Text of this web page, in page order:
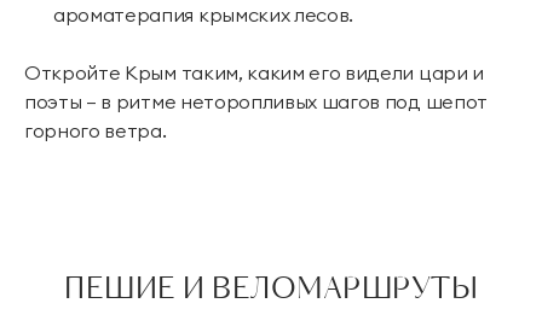
ароматерапия крымских лесов.
Откройте Крым таким, каким его видели цари и
поэты — в ритме неторопливых шагов под шепот
горного ветра.
ПЕШИЕ И ВЕЛОМАРШРУТЫ